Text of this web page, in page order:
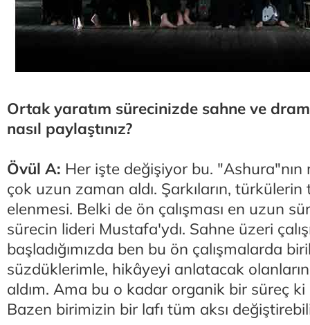
Ortak yaratım sürecinizde sahne ve
nasıl paylaştınız?
Övül A: Her işte değişiyor bu. "Ashura"nın
çok uzun zaman aldı. Şarkıların, türkülerin
elenmesi. Belki de ön çalışması en uzun
sürecin lideri Mustafa'ydı. Sahne üzeri
başladığımızda ben bu ön çalışmalarda
süzdüklerimle, hikâyeyi anlatacak
aldım. Ama bu o kadar organik bir süreç ki
Bazen birimizin bir lafı tüm aksı